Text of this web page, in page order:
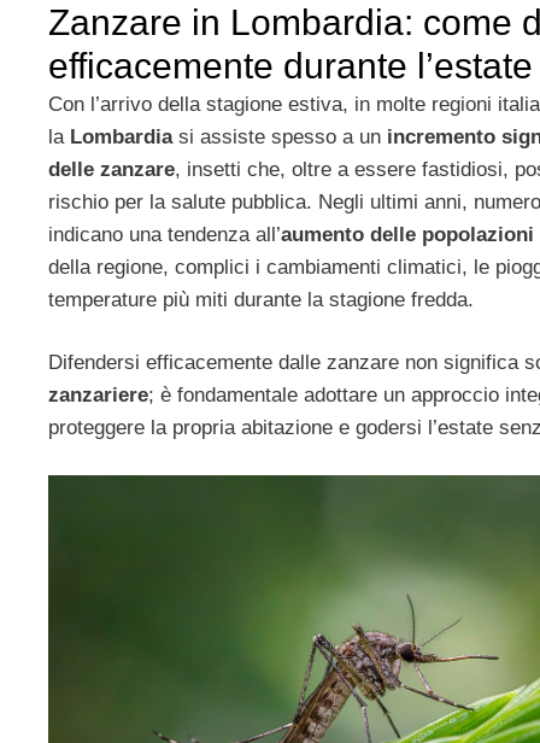
Zanzare in Lombardia: come
efficacemente durante l’estate
Con l’arrivo della stagione estiva, in molte regioni
laLombardiasi assiste spesso a un incremento
delle zanzare, insetti che, oltre a essere fastidiosi,
rischio per la salute pubblica. Negli ultimi anni,
indicano una tendenza all’aumento delle popolazioni
della regione, complici i cambiamenti climatici, le
temperature più miti durante la stagione fredda.
Difendersi efficacemente dalle zanzare non significa
zanzariere; è fondamentale adottare un approccio
proteggere la propria abitazione e godersi l’estate